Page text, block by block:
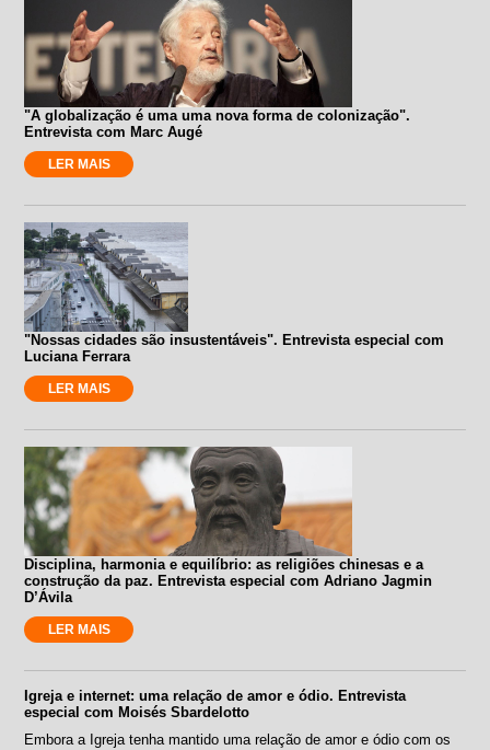
"A globalização é uma uma nova forma de colonização".
Entrevista com Marc Augé
LER MAIS
"Nossas cidades são insustentáveis". Entrevista especial com
Luciana Ferrara
LER MAIS
Disciplina, harmonia e equilíbrio: as religiões chinesas e a
construção da paz. Entrevista especial com Adriano Jagmin
D’Ávila
LER MAIS
Igreja e internet: uma relação de amor e ódio. Entrevista
especial com Moisés Sbardelotto
Embora a Igreja tenha mantido uma relação de amor e ódio com os